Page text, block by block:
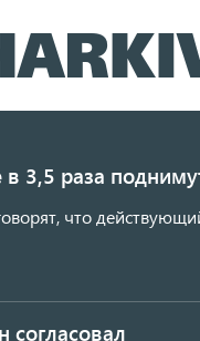
в 3,5 раза
что
согласовал